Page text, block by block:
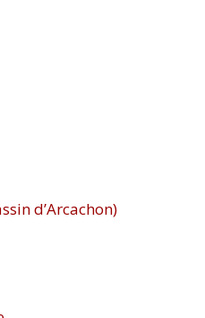
d’Arcachon)